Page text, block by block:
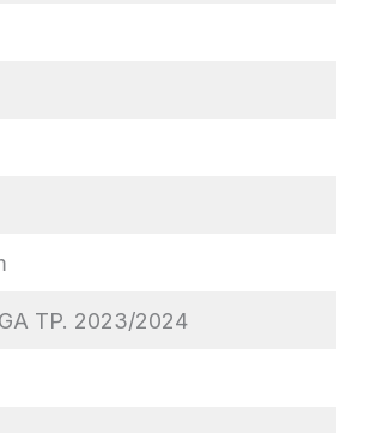
TP. 2023/2024